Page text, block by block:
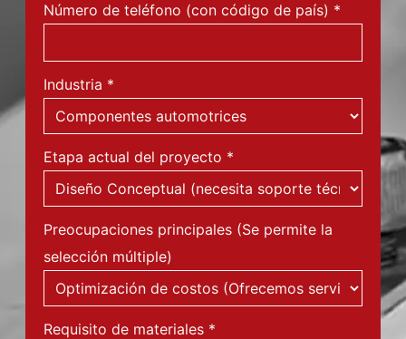
Número de teléfono (con código de país) *
Industria *
Etapa actual del proyecto *
Preocupaciones principales (Se permite la
selección múltiple)
Requisito de materiales *